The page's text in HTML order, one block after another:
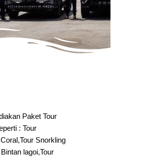
harga kompetitif
Paket Tour
: Tour
Snorkling
lagoi,Tour